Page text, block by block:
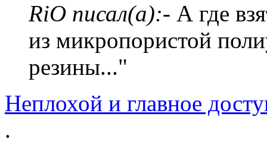
RiO писал(а):- А где
из микропористой
резины..."
Неплохой и главное
.